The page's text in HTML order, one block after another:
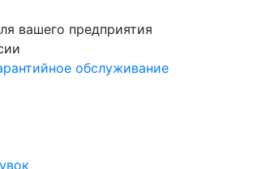
вашего предприятия
обслуживание